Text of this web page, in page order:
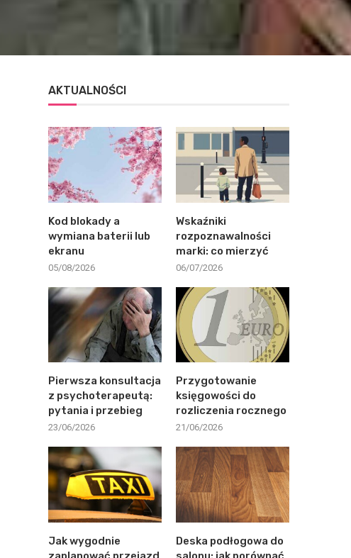
AKTUALNOŚCI
Kod blokady a
wymiana baterii lub
ekranu
05/08/2026
Wskaźniki
rozpoznawalności
marki: co mierzyć
06/07/2026
Pierwsza konsultacja
z psychoterapeutą:
pytania i przebieg
23/06/2026
Przygotowanie
księgowości do
rozliczenia rocznego
21/06/2026
Jak wygodnie
Deska podłogowa do